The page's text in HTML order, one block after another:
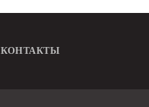
КОНТАКТЫ